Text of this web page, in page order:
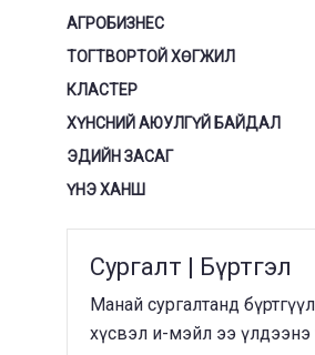
АГРОБИЗНЕС
ТОГТВОРТОЙ ХӨГЖИЛ
КЛАСТЕР
ХҮНСНИЙ АЮУЛГҮЙ БАЙДАЛ
ЭДИЙН ЗАСАГ
ҮНЭ ХАНШ
Сургалт | Бүртгэл
Манай сургалтанд
хүсвэл и-мэйл ээ үлдээнэ